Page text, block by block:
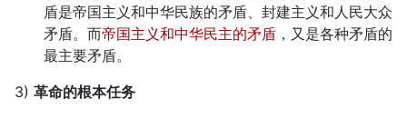
盾是帝国主义和中华民族的矛盾、封建主义和人民大众
矛盾。而帝国主义和中华民主的矛盾 ，又是各种矛盾的
最主要矛盾。
3) 革命的根本任务